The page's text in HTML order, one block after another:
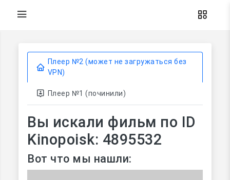
Плеер №2 (может не загружаться без
VPN)
Плеер №1 (починили)
Вы искали фильм по ID
Kinopoisk: 4895532
Вот что мы нашли: